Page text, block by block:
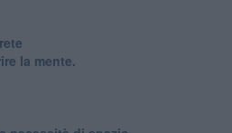
la mente.